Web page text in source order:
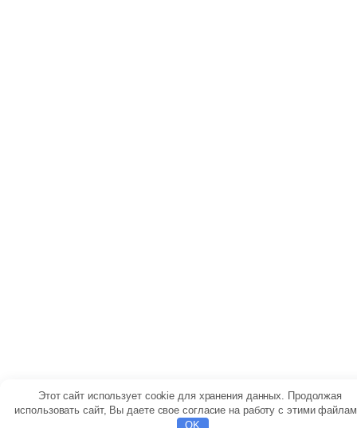
Этот сайт использует cookie для хранения данных. Продолжая
использовать сайт, Вы даете свое согласие на работу с этими
OK